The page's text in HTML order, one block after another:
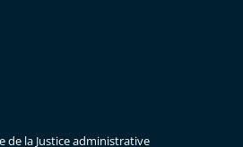
de la Justice administrative